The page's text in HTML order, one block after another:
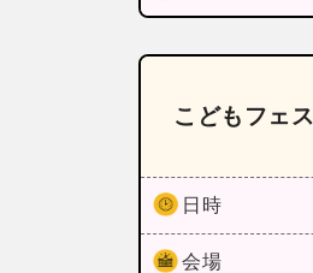
こどもフェ
日時
会場